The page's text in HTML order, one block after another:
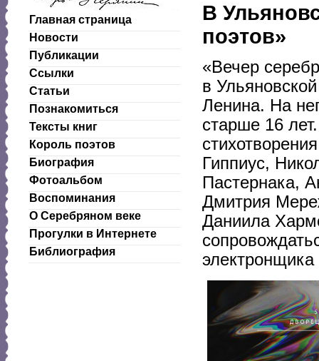
Главная страница
Новости
Публикации
Ссылки
Статьи
Познакомиться
Тексты книг
Король поэтов
Биография
Фотоальбом
Воспоминания
О Серебряном веке
Прогулки в Интернете
Библиография
В
поэтов»
«Вечер
в
Ленина. На
старше 16
Гиппиус,
Пастернака,
Дмитрия
Даниила